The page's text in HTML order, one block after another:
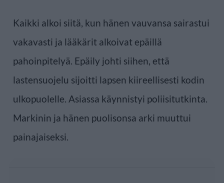
Kaikki alkoi siitä, kun hänen vauvansa sairastui
vakavasti ja lääkärit alkoivat epäillä
pahoinpitelyä. Epäily johti siihen, että
lastensuojelu sijoitti lapsen kiireellisesti kodin
ulkopuolelle. Asiassa käynnistyi poliisitutkinta.
Markinin ja hänen puolisonsa arki muuttui
painajaiseksi.